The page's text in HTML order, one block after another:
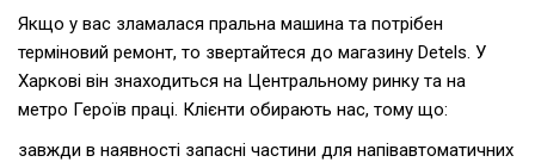
Якщо у вас зламалася пральна машина та потрібен
терміновий ремонт, то звертайтеся до магазину Detels. У
Харкові він знаходиться на Центральному ринку та на
метро Героїв праці. Клієнти обирають нас, тому що:
завжди в наявності запасні частини для напівавтоматичних